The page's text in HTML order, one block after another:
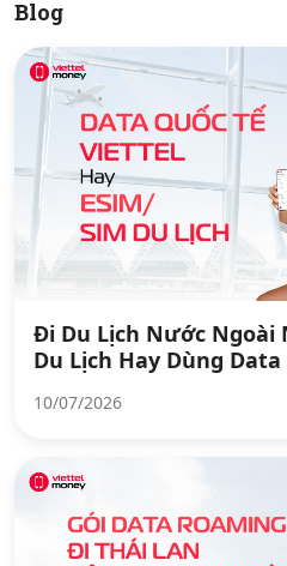
Blog
Đi Du Lịch Nước Ngoài
Du Lịch Hay Dùng
10/07/2026